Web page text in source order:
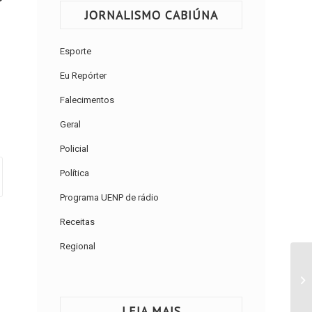
JORNALISMO CABIÚNA
Esporte
Eu Repórter
Falecimentos
Geral
Policial
Política
Programa UENP de rádio
Receitas
Regional